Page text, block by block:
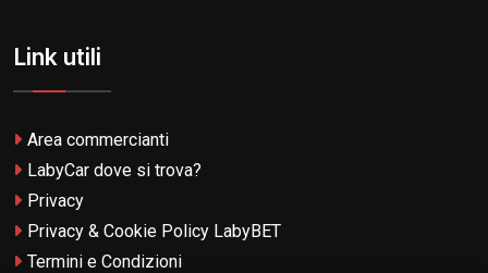
Link utili
Area commercianti
LabyCar dove si trova?
Privacy
Privacy & Cookie Policy LabyBET
Termini e Condizioni